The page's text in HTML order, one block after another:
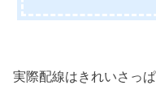
実際配線はきれいさっ